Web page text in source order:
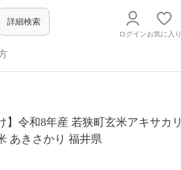
詳細検索
ログインお気に入り
】令和8年産 若狭町玄米アキサカリ
あきさかり 福井県